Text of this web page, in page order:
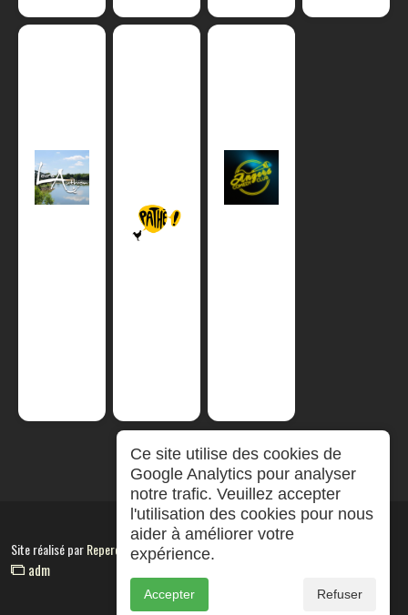
Site réalisé parRepereCom
adm
Ce site utilise des cookies de
Google Analytics pour analyser
notre trafic. Veuillez accepter
l'utilisation des cookies pour nous
aider à améliorer votre
expérience.
Accepter Refuser